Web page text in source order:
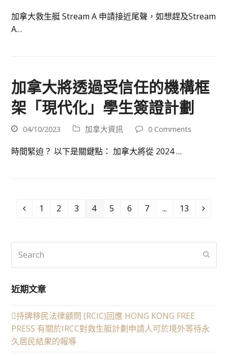
加拿大救生艇 Stream A 申請接近尾聲，如想趕及Stream
A…
加拿大將透過受信任的機構框
架「現代化」學生簽證計劃
04/10/2023 加拿大資訊 0 Comments
時間緊迫？ 以下是關鍵點： 加拿大將從 2024 …
Previous
Page
1 Page
2 Page
3 Page
4 Page
5 Page
6 Page
7 ... Page
13 Next
近期文章
持牌移民法律顧問 (RCIC)回應 HONG KONG FREE
PRESS 有關於IRCC對救生艇計劃申請人可於境外等待永
久居民結果的報導